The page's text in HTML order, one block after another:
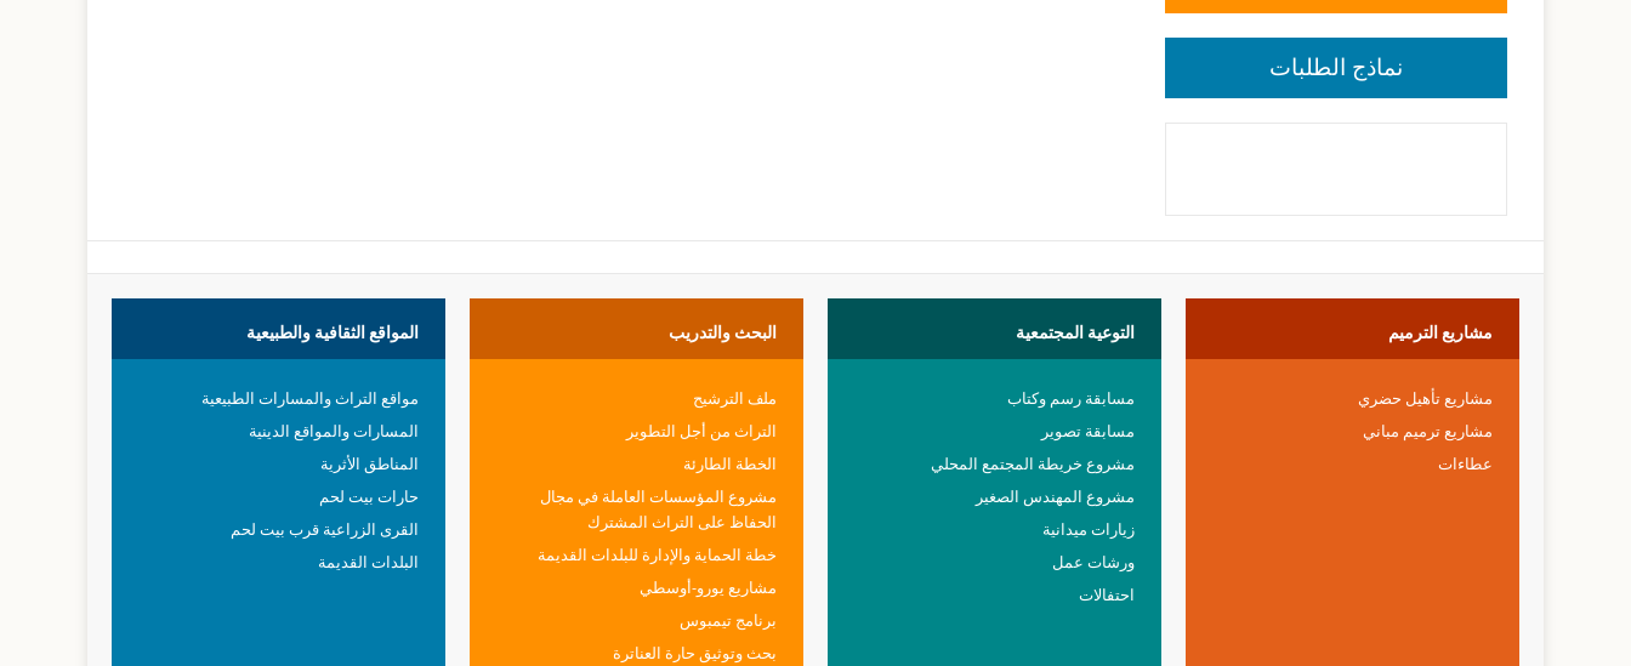
نماذج الطلبات
المواقع الثقافية والطبيعية
مواقع التراث والمسارات الطبيعية
المسارات والمواقع الدينية
المناطق الأثرية
حارات بيت لحم
القرى الزراعية قرب بيت لحم
البلدات القديمة
البحث والتدريب
ملف الترشيح
التراث من أجل التطوير
الخطة الطارئة
مشروع المؤسسات العاملة في مجال
الحفاظ على التراث المشترك
خطة الحماية والإدارة للبلدات القديمة
مشاريع يورو-أوسطي
برنامج تيمبوس
بحث وتوثيق حارة العناترة
التوعية المجتمعية
مسابقة رسم وكتاب
مسابقة تصوير
مشروع خريطة المجتمع المحلي
مشروع المهندس الصغير
زيارات ميدانية
ورشات عمل
احتفالات
مشاريع الترميم
مشاريع تأهيل حضري
مشاريع ترميم مباني
عطاءات